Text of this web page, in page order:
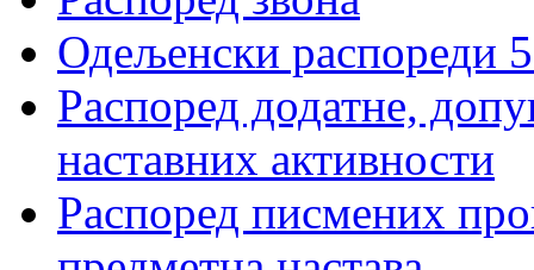
Одељенски распореди
Распоред додатне,
наставних активности
Распоред писмених